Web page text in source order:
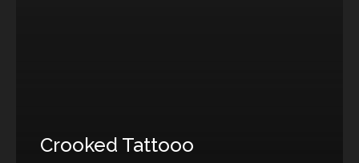
Crooked Tattooo